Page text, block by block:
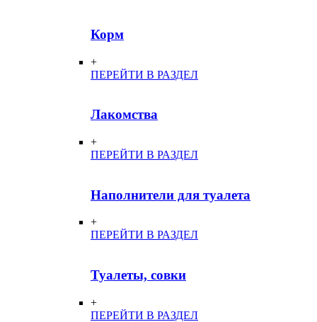
Корм
+
ПЕРЕЙТИ В РАЗДЕЛ
Лакомства
+
ПЕРЕЙТИ В РАЗДЕЛ
Наполнители для туалета
+
ПЕРЕЙТИ В РАЗДЕЛ
Туалеты, совки
+
ПЕРЕЙТИ В РАЗДЕЛ